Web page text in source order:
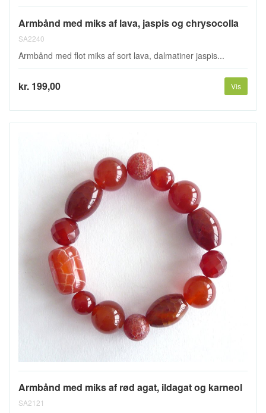
Armbånd med miks af lava, jaspis og chrysocolla
SA2240
Armbånd med flot miks af sort lava, dalmatiner jaspis...
kr. 199,00 Vis
Armbånd med miks af rød agat, ildagat og karneol
SA2121